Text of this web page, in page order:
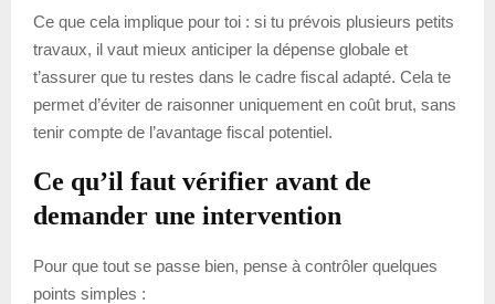
Ce que cela implique pour toi : si tu prévois plusieurs petits
travaux, il vaut mieux anticiper la dépense globale et
t’assurer que tu restes dans le cadre fiscal adapté. Cela te
permet d’éviter de raisonner uniquement en coût brut, sans
tenir compte de l’avantage fiscal potentiel.
Ce qu’il faut vérifier avant de
demander une intervention
Pour que tout se passe bien, pense à contrôler quelques
points simples :